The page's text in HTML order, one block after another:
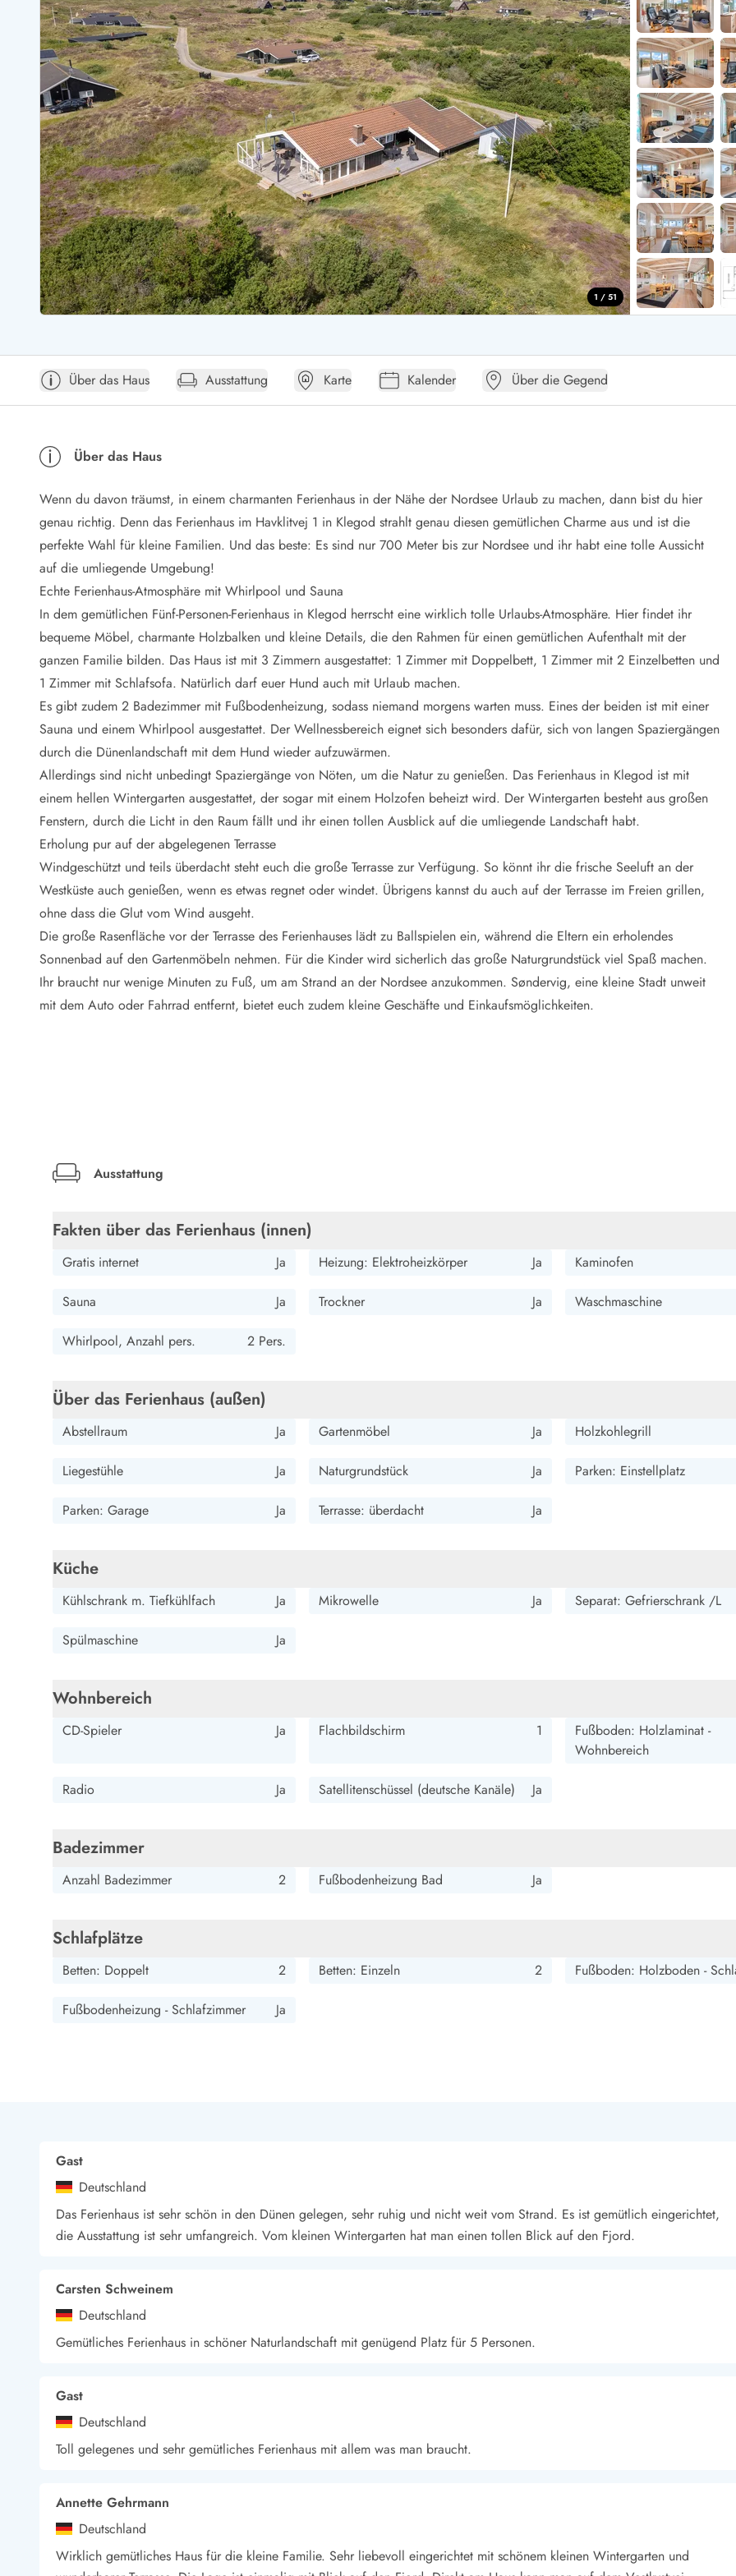
Ferienhäuser mit Whirlpool
Ferienhäuser mit Freitagswechsel
Ferienhäuser mit Samstagswechsel
Ferienhaus für 2 Personen
Ferienhaus für 4 Personen
Ferienhaus für 6 Personen
Ferienhäuser
Ferienhäuser
Ferienhäuser
Ferienhäuser BjerregardFerienhäuser BlavandFerienhäuser Hvide SandeFerienhäuser Sondervig
Ferienhäuser Argab
Ferienhäuser in Arrild
Ferienhäuser Bjerregard
Ferienhäuser Blavand
Ferienhäuser Bork Havn
Ferienhäuser Fjand
Ferienhäuser Fanö
Ferienhäuser Graerup Strand
Ferienhäuser Haurvig
Ferienhäuser Henne Strand
Ferienhäuser Ho
Ferienhäuser Houstrup
Ferienhäuser Houvig
Ferienhäuser auf Holmsland Klit
Ferienhäuser in Holmsland
Ferienhäuser Hvide Sande
Ferienhäuser Jegum
Ferienhäuser Klegod
Ferienhäuser Lodbjerg Hede
Ferienhäuser Nr. Lyngvig
Ferienhäuser in
Ferienhäuser
Ferienhäuser
Ferienhäuser
Ferienhäuser
Ferienhäuser in
Ferienhäuser
Ferienhäuser
Ferienhäuser
Öffnungszeiten
Anreise
Ferienhaus ABC
Häufige Fragen zur Buchung
Verleihservice
Reisescheckliste
Endreinigung
Gutschein
Frühbucher
Mietbedingungen
Reiseführer Dänemark
Tipps für Urlaub in Dänemark
Wetter in Dänemark
Saisonzeiten
Badesicherheit im Meer
Naturschutz
Webcam Dänemark
Ferienhauskatalog
Fotowettbewerb
Vorteile bei uns
Reisecurity
Esmark KidsVIP
Esmark VIP - Partnervorteile und Rabatte
Preisgarantie
Keine Kaution
Gästebewertungen
Gratis WLAN
We love people
Urlaub am Strand
Indoorspielländer in Dänemark
Freizeitparks in Dänemark
Angeln in Dänemark
Bowling in Dänemark
Minigolf spielen in Dänemark
Golfen in Dänemark
Fitnesscenter in Dänemark
Fahrradfahren in Dänemark
Surfen in Dänemark
Wasserski in Dänemark
Historische Museen
Kunstmuseen
Essen und Trinken
Heiraten in Dänemark
Wikinger in Dänemark
Esmark BjerregardEsmark Sondervig
Qualität seit 1965
Das sagen unsere Gäste
Sponsoren - Esmark unterstützt
Mietbedingungen
Datenschutzerklärung
1 / 51
Über das Haus Ausstattung Karte Kalender Über die Gegend
Über das Haus
Wenn du davon träumst, in einem charmanten Ferienhaus in der Nähe der Nordsee Urlaub zu machen, dann bist du hier
genau richtig. Denn das Ferienhaus im Havklitvej 1 in Klegod strahlt genau diesen gemütlichen Charme aus und ist die
perfekte Wahl für kleine Familien. Und das beste: Es sind nur 700 Meter bis zur Nordsee und ihr habt eine tolle Aussicht
auf die umliegende Umgebung!
Echte Ferienhaus-Atmosphäre mit Whirlpool und Sauna
In dem gemütlichen Fünf-Personen-Ferienhaus in Klegod herrscht eine wirklich tolle Urlaubs-Atmosphäre. Hier findet ihr
bequeme Möbel, charmante Holzbalken und kleine Details, die den Rahmen für einen gemütlichen Aufenthalt mit der
ganzen Familie bilden. Das Haus ist mit 3 Zimmern ausgestattet: 1 Zimmer mit Doppelbett, 1 Zimmer mit 2 Einzelbetten und
1 Zimmer mit Schlafsofa. Natürlich darf euer Hund auch mit Urlaub machen.
Es gibt zudem 2 Badezimmer mit Fußbodenheizung, sodass niemand morgens warten muss. Eines der beiden ist mit einer
Sauna und einem Whirlpool ausgestattet. Der Wellnessbereich eignet sich besonders dafür, sich von langen Spaziergängen
durch die Dünenlandschaft mit dem Hund wieder aufzuwärmen.
Allerdings sind nicht unbedingt Spaziergänge von Nöten, um die Natur zu genießen. Das Ferienhaus in Klegod ist mit
einem hellen Wintergarten ausgestattet, der sogar mit einem Holzofen beheizt wird. Der Wintergarten besteht aus großen
Fenstern, durch die Licht in den Raum fällt und ihr einen tollen Ausblick auf die umliegende Landschaft habt.
Erholung pur auf der abgelegenen Terrasse
Windgeschützt und teils überdacht steht euch die große Terrasse zur Verfügung. So könnt ihr die frische Seeluft an der
Westküste auch genießen, wenn es etwas regnet oder windet. Übrigens kannst du auch auf der Terrasse im Freien grillen,
ohne dass die Glut vom Wind ausgeht.
Die große Rasenfläche vor der Terrasse des Ferienhauses lädt zu Ballspielen ein, während die Eltern ein erholendes
Sonnenbad auf den Gartenmöbeln nehmen. Für die Kinder wird sicherlich das große Naturgrundstück viel Spaß machen.
Ihr braucht nur wenige Minuten zu Fuß, um am Strand an der Nordsee anzukommen. Søndervig, eine kleine Stadt unweit
mit dem Auto oder Fahrrad entfernt, bietet euch zudem kleine Geschäfte und Einkaufsmöglichkeiten.
Ausstattung
Fakten über das Ferienhaus (innen)
Gratis internet Ja Heizung: Elektroheizkörper Ja Kaminofen
Sauna Ja Trockner Ja Waschmaschine
Whirlpool, Anzahl pers. 2 Pers.
Über das Ferienhaus (außen)
Abstellraum Ja Gartenmöbel Ja Holzkohlegrill
Liegestühle Ja Naturgrundstück Ja Parken: Einstellplatz
Parken: Garage Ja Terrasse: überdacht Ja
Küche
Kühlschrank m. Tiefkühlfach Ja Mikrowelle Ja Separat: Gefrierschrank /L
Spülmaschine Ja
Wohnbereich
CD-Spieler Ja Flachbildschirm 1
Fußboden: Holzlaminat -
Wohnbereich
Radio Ja Satellitenschüssel (deutsche Kanäle) Ja
Badezimmer
Anzahl Badezimmer 2 Fußbodenheizung Bad Ja
Schlafplätze
Betten: Doppelt 2 Betten: Einzeln 2 Fußboden: Holzboden -
Fußbodenheizung - Schlafzimmer Ja
Gast
Deutschland
Das Ferienhaus ist sehr schön in den Dünen gelegen, sehr ruhig und nicht weit vom Strand. Es ist gemütlich eingerichtet,
die Ausstattung ist sehr umfangreich. Vom kleinen Wintergarten hat man einen tollen Blick auf den Fjord.
Carsten Schweinem
Deutschland
Gemütliches Ferienhaus in schöner Naturlandschaft mit genügend Platz für 5 Personen.
Gast
Deutschland
Toll gelegenes und sehr gemütliches Ferienhaus mit allem was man braucht.
Annette Gehrmann
Deutschland
Wirklich gemütliches Haus für die kleine Familie. Sehr liebevoll eingerichtet mit schönem kleinen Wintergarten und